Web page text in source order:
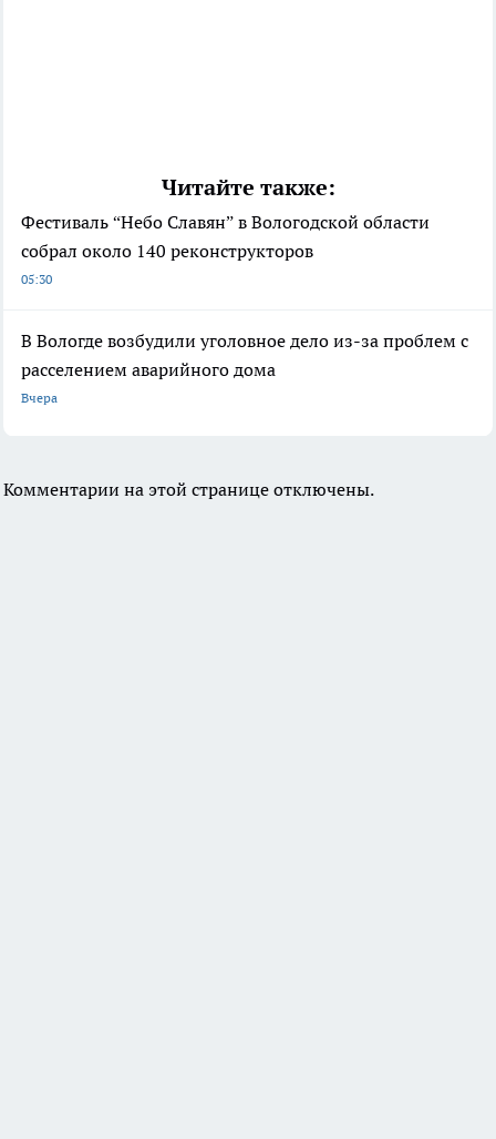
Читайте также:
Фестиваль “Небо Славян” в Вологодской области
собрал около 140 реконструкторов
05:30
В Вологде возбудили уголовное дело из-за проблем с
расселением аварийного дома
Вчера
Комментарии на этой странице отключены.